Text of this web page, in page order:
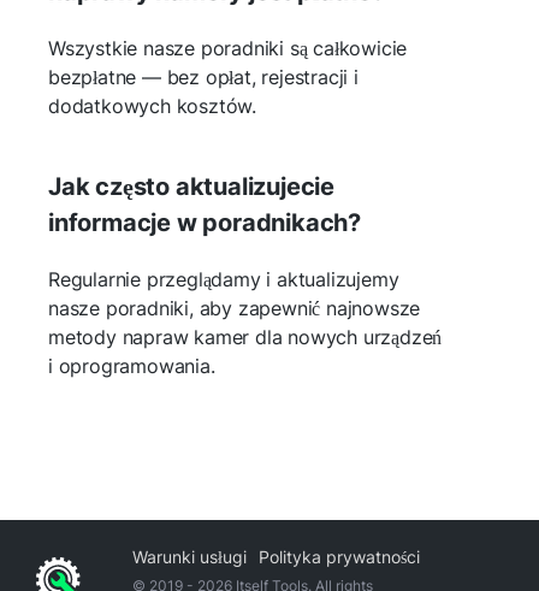
Wszystkie nasze poradniki są całkowicie
bezpłatne — bez opłat, rejestracji i
dodatkowych kosztów.
Jak często aktualizujecie
informacje w poradnikach?
Regularnie przeglądamy i aktualizujemy
nasze poradniki, aby zapewnić najnowsze
metody napraw kamer dla nowych urządzeń
i oprogramowania.
Warunki usługi Polityka prywatności
© 2019 - 2026 Itself Tools. All rights